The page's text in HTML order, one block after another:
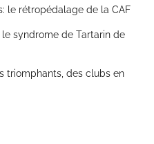
le rétropédalage de la CAF
le syndrome de Tartarin de
triomphants, des clubs en